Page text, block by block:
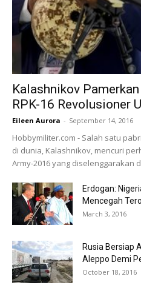
Kalashnikov
RPK-16 Revolusioner
Eileen Aurora - September 14, 2016
Hobbymiliter.com - Salah satu
di dunia, Kalashnikov, mencuri
Army-2016 yang diselenggarakan
Erdogan:
Mencegah
March 3, 2016
Rusia Bersiap
Aleppo Demi
October 18, 2016